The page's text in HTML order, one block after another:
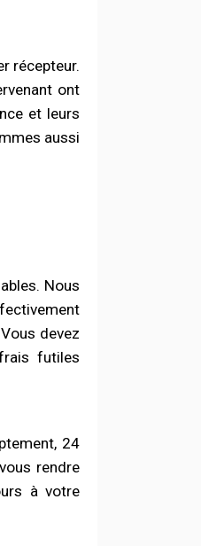
récepteur.
ont
et leurs
aussi
Nous
devez
futiles
24
rendre
à votre